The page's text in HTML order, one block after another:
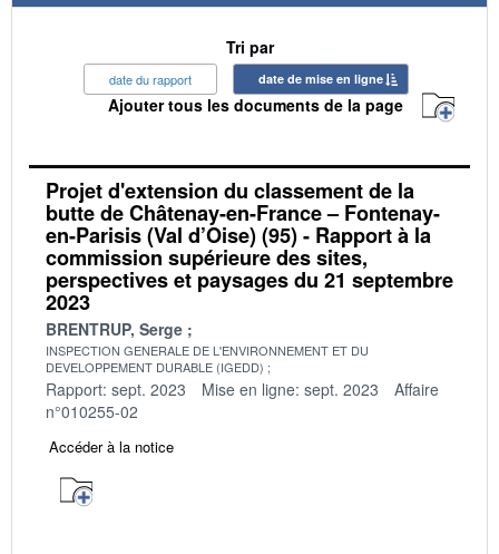
Tri par
date du rapport date de mise en ligne
Ajouter tous les documents de la page
Projet d'extension du classement de la
butte de Châtenay-en-France – Fontenay-
en-Parisis (Val d’Oise) (95) - Rapport à la
commission supérieure des sites,
perspectives et paysages du 21 septembre
2023
BRENTRUP, Serge
INSPECTION GENERALE DE L'ENVIRONNEMENT ET DU
DEVELOPPEMENT DURABLE (IGEDD)
Rapport: sept. 2023 Mise en ligne: sept. 2023
Affaire
n°010255-02
Accéder à la notice